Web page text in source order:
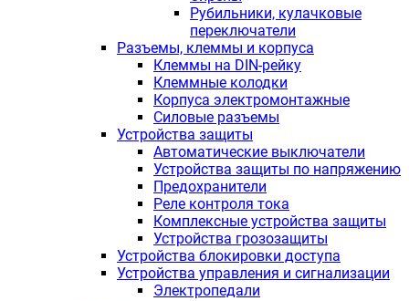
Рубильники, кулачковые
переключатели
Разъемы, клеммы и корпуса
Клеммы на DIN-рейку
Клеммные колодки
Корпуса электромонтажные
Силовые разъемы
Устройства защиты
Автоматические выключатели
Устройства защиты по напряжению
Предохранители
Реле контроля тока
Комплексные устройства защиты
Устройства грозозащиты
Устройства блокировки доступа
Устройства управления и сигнализации
Электропедали